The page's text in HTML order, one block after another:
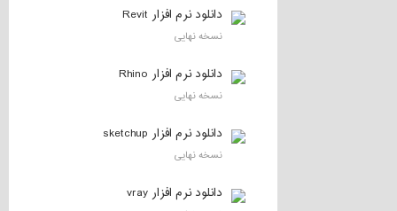
دانلود نرم افزار Revit
نسخه نهایی
دانلود نرم افزار Rhino
نسخه نهایی
دانلود نرم افزار sketchup
نسخه نهایی
دانلود نرم افزار vray